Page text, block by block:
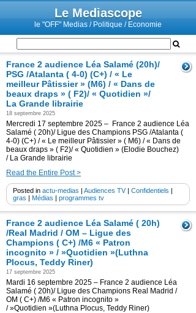
Le Mediascope
le "OFF" Medias / Politique / Economie
France 2 audience Léa Salamé (20h)/
PSG /Atalanta ( 4-0) (C+) / « Le
meilleur Pâtissier » (M6) / « Dans de
beaux draps » ( F2)/ « Quotidien »/
La Grande librairie
18 septembre 2025
Mercredi 17 septembre 2025 – France 2 audience Léa
Salamé ( 20h)/ Ligue des Champions PSG /Atalanta (
4-0) (C+) / « Le meilleur Pâtissier » ( M6) / « Dans de
beaux draps » ( F2)/ « Quotidien » (Elodie Bouchez)
/ La Grande librairie
Read the Entire Post >
Posted in actu-medias | Audiences TV| Confidentiels |
gras | Médias | programmes tv
France 2 audience Léa Salamé ( 20h)
/Real Madrid / OM – Ligue des
Champions ( C+) /M6 « Patron
incognito » / »Quotidien »(Luthna
Plocus, Teddy Riner)
17 septembre 2025
Mardi 16 septembre 2025 – France 2 audience Léa
Salamé ( 20h)/ Ligue des Champions Real Madrid /
OM ( C+) /M6 « Patron incognito »
/ »Quotidien »(Luthna Plocus, Teddy Riner)